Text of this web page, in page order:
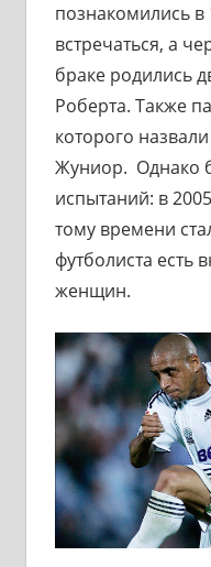
познакомились в
встречаться, а
браке родились
Роберта. Также
которого
Жуниор. Однако
испытаний: в
тому времени
футболиста есть
женщин.